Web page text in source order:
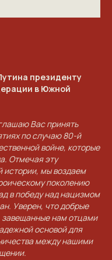
президенту
в Южной
Вас принять
по случаю 80-й
войне, которые
Отмечая эту
мы воздаем
поколению
в победу над нацизмом
Уверен, что добрые
нам отцами
основой для
между нашими
В